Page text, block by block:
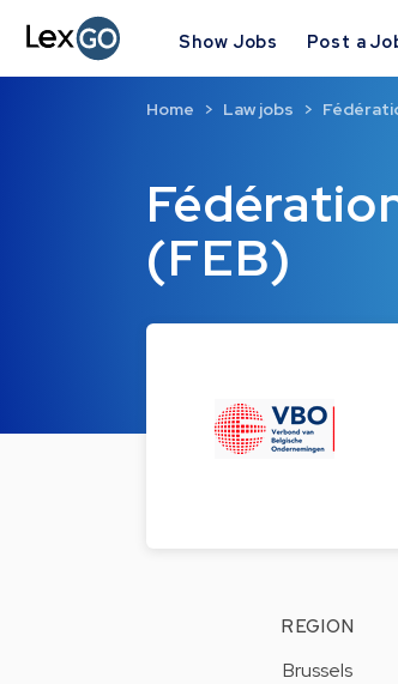
Show Jobs Post a
(FEB)
Home Law jobs
REGION
Brussels